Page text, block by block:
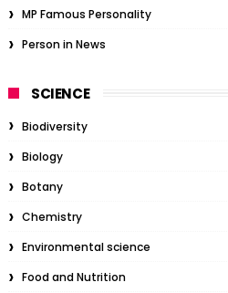
MP Famous Personality
Person in News
SCIENCE
Biodiversity
Biology
Botany
Chemistry
Environmental science
Food and Nutrition